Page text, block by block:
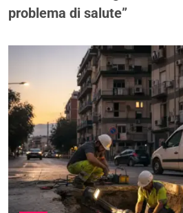
problema di salute”